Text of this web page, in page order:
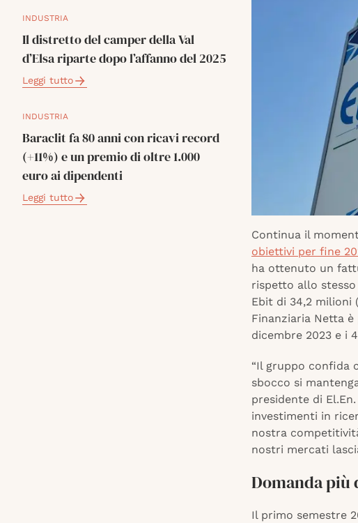
INDUSTRIA
Il distretto del camper della Val
d’Elsa riparte dopo l’affanno del 2025
Leggi tutto
INDUSTRIA
Baraclit fa 80 anni con ricavi record
(+11%) e un premio di oltre 1.000
euro ai dipendenti
Leggi tutto
Continua il
obiettivi per fine
ha ottenuto un
rispetto allo
Ebit di 34,2 milioni
Finanziaria Netta
dicembre 2023 e i
“Il gruppo confida
sbocco si
presidente di
investimenti in
nostra
nostri mercati
Domanda più
Il primo semestre